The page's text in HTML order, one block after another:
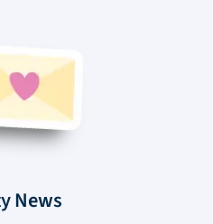
News